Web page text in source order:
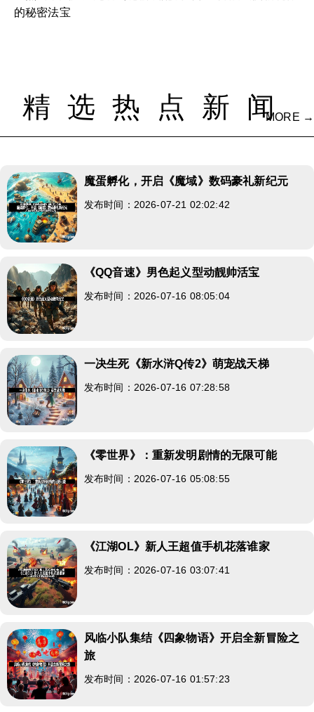
的秘密法宝
精选热点新闻
MORE →
魔蛋孵化，开启《魔域》数码豪礼新纪元
发布时间：2026-07-21 02:02:42
《QQ音速》男色起义型动靓帅活宝
发布时间：2026-07-16 08:05:04
一决生死《新水浒Q传2》萌宠战天梯
发布时间：2026-07-16 07:28:58
《零世界》：重新发明剧情的无限可能
发布时间：2026-07-16 05:08:55
《江湖OL》新人王超值手机花落谁家
发布时间：2026-07-16 03:07:41
风临小队集结《四象物语》开启全新冒险之
旅
发布时间：2026-07-16 01:57:23